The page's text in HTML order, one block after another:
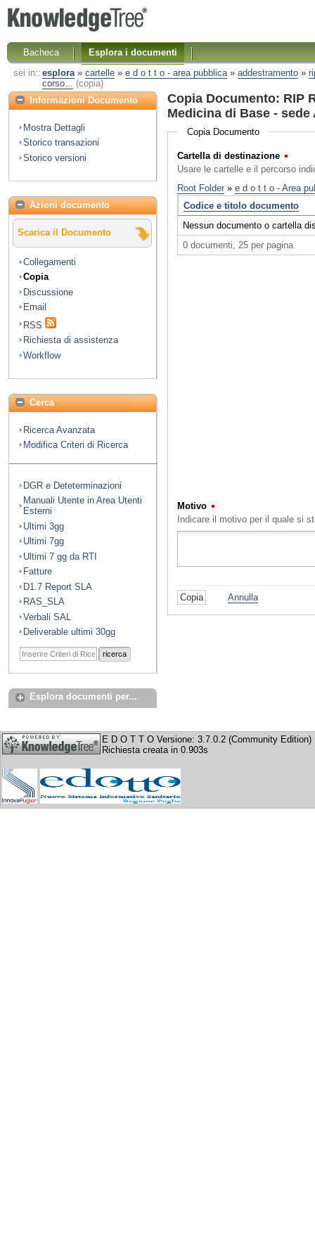
Bacheca
Esplora i documenti
sei in:: esplora» cartelle» e d o t t o - area pubblica» addestramento»
corso... (copia)
Informazioni Documento
Mostra Dettagli
Storico transazioni
Storico versioni
Azioni documento
Scarica il Documento
Collegamenti
Copia
Discussione
Email
RSS
Richiesta di assistenza
Workflow
Cerca
Ricerca Avanzata
Modifica Criteri di Ricerca
DGR e Deteterminazioni
Manuali Utente in Area Utenti
Esterni
Ultimi 3gg
Ultimi 7gg
Ultimi 7 gg da RTI
Fatture
D1.7 Report SLA
RAS_SLA
Verbali SAL
Deliverable ultimi 30gg
ricerca
Esplora documenti per...
Copia Documento: RIP
Medicina di Base - sede
Copia Documento
Cartella di destinazione
Usare le cartelle e il percorso
Motivo
Indicare il motivo per il quale si
Annulla
E D O T T O Versione: 3.7.0.2 (Community Edition)
Richiesta creata in 0.903s